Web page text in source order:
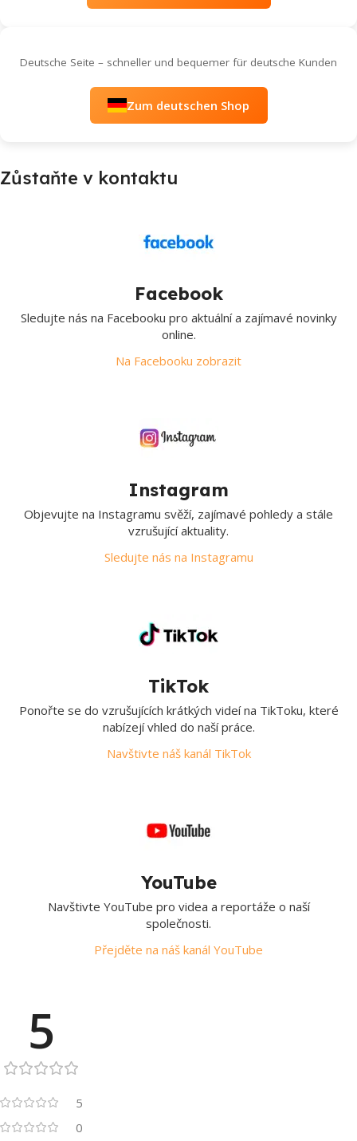
Deutsche Seite – schneller und bequemer für deutsche Kunden
Zum deutschen Shop
Zůstaňte v kontaktu
Facebook
Sledujte nás na Facebooku pro aktuální a zajímavé novinky
online.
Na Facebooku zobrazit
Instagram
Objevujte na Instagramu svěží, zajímavé pohledy a stále
vzrušující aktuality.
Sledujte nás na Instagramu
TikTok
Ponořte se do vzrušujících krátkých videí na TikToku, které
nabízejí vhled do naší práce.
Navštivte náš kanál TikTok
YouTube
Navštivte YouTube pro videa a reportáže o naší
společnosti.
Přejděte na náš kanál YouTube
5
5
0